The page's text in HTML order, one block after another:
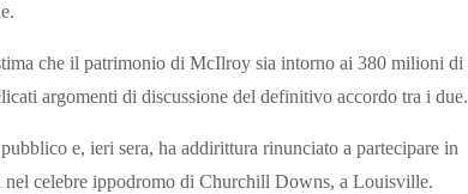
che il patrimonio di McIlroy sia intorno ai 380 milioni di
argomenti di discussione del definitivo accordo tra i due.
e, ieri sera, ha addirittura rinunciato a partecipare in
celebre ippodromo di Churchill Downs, a Louisville.